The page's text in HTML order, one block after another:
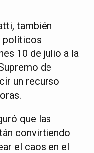
también
políticos
10 de julio a la
de
un recurso
que las
convirtiendo
el caos en el